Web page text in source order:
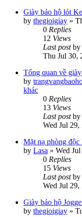
Giày bảo hộ lót
by thegioigiay »
0 Replies
12 Views
Last postby
Thu Jul 30,
Tổng quan về
by
khác
0 Replies
13 Views
Last postby
Wed Jul 29,
Mặt nạ phòng độc
by Lasa » Wed
0 Replies
15 Views
Last postby
Wed Jul 29,
Giày bảo hộ
by thegioigiay »